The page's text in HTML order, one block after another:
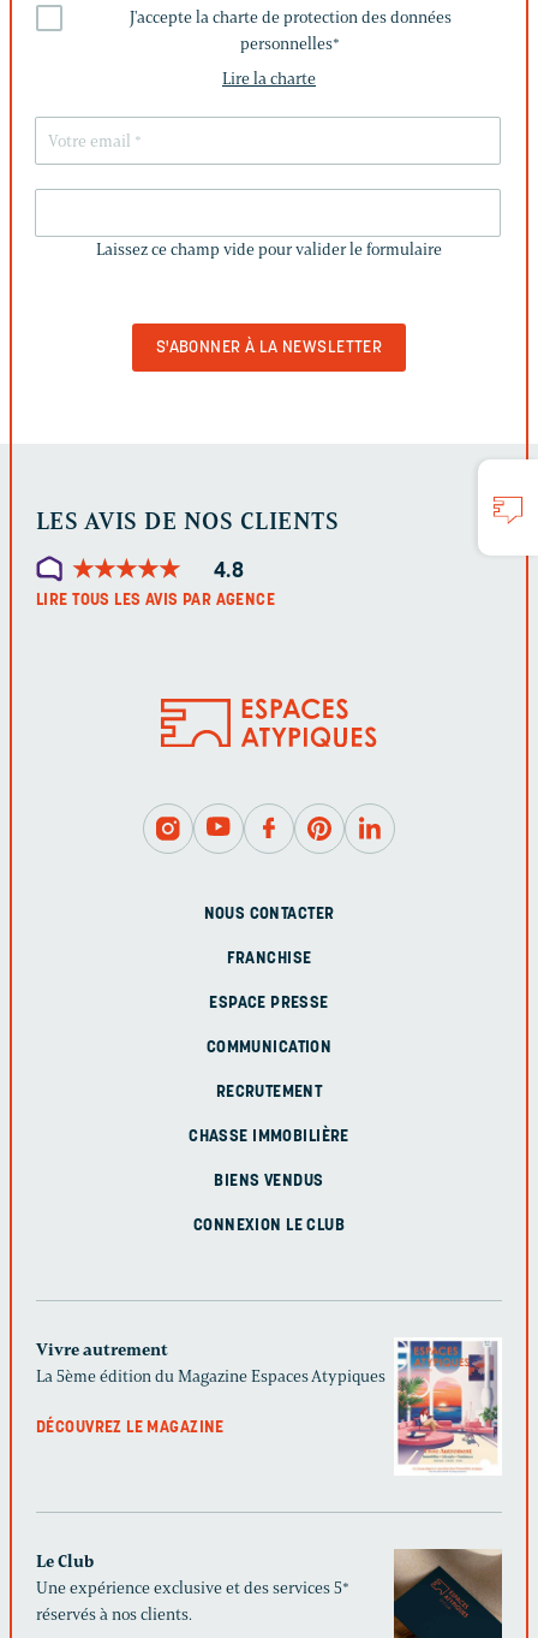
J'accepte la charte de protection des données
personnelles*
Lire la charte
CHAMP
Laissez ce champ vide pour valider le formulaire
LES AVIS DE NOS CLIENTS
★★★★★
★★★★★ 4.8
LIRE TOUS LES AVIS PAR AGENCE
NOUS CONTACTER
FRANCHISE
ESPACE PRESSE
COMMUNICATION
RECRUTEMENT
CHASSE IMMOBILIÈRE
BIENS VENDUS
CONNEXION LE CLUB
Vivre autrement
La 5ème édition du Magazine Espaces Atypiques
DÉCOUVREZ LE MAGAZINE
Le Club
Une expérience exclusive et des services 5*
réservés à nos clients.